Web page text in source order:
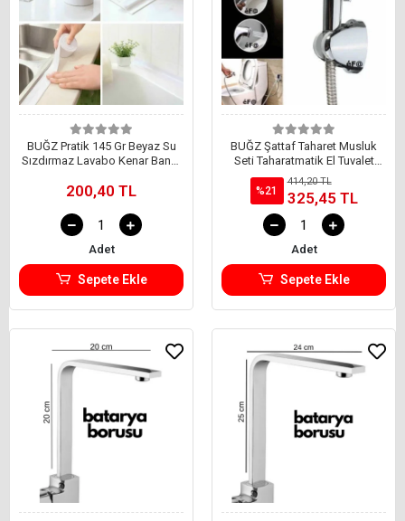
BUĞZ Pratik 145 Gr Beyaz Su
Sızdırmaz Lavabo Kenar Bandı
200,40 TL
Adet
Sepete Ekle
BUĞZ Şattaf Taharet Musluk
Seti Taharatmatik El Tuvalet
Sprey Tabancası Köpek Kedi
Yıkama Tk111
%21
414,20 TL
325,45 TL
Adet
Sepete Ekle